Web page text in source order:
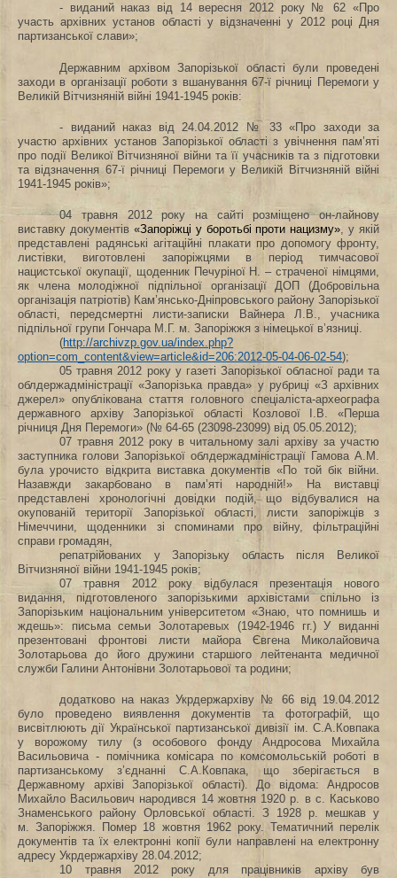
- виданий наказ від 14 вересня 2012 року № 62 «Про
участь архівних установ області у відзначенні у 2012 році Дня
партизанської слави»;
Державним архівом Запорізької області були проведені
заходи в організації роботи з вшанування 67-ї річниці Перемоги у
Великій Вітчизняній війні 1941-1945 років:
- виданий наказ від 24.04.2012 № 33 «Про заходи за
участю архівних установ Запорізької області з увічнення пам’яті
про події Великої Вітчизняної війни та її учасників та з підготовки
та відзначення 67-ї річниці Перемоги у Великій Вітчизняній війні
1941-1945 років»;
04 травня 2012 року на сайті розміщено он-лайнову
виставку документів«Запоріжці у боротьбі проти нацизму» , у якій
представлені радянські агітаційні плакати про допомогу фронту,
листівки, виготовлені запоріжцями в період тимчасової
нацистської окупації, щоденник Печуріної Н. – страченої німцями,
як члена молодіжної підпільної організації ДОП (Добровільна
організація патріотів) Кам’янсько-Дніпровського району Запорізької
області, передсмертні листи-записки Вайнера Л.В., учасника
підпільної групи Гончара М.Г. м. Запоріжжя з німецької в’язниці.
(http://archivzp.gov.ua/index.php?
option=com_content&view=article&id=206:2012-05-04-06-02-54);
05 травня 2012 року у газеті Запорізької обласної ради та
облдержадміністрації «Запорізька правда» у рубриці «З архівних
джерел» опублікована стаття головного спеціаліста-археографа
державного архіву Запорізької області Козлової І.В. «Перша
річниця Дня Перемоги» (№ 64-65 (23098-23099) від 05.05.2012);
07 травня 2012 року в читальному залі архіву за участю
заступника голови Запорізької облдержадміністрації Гамова А.М.
була урочисто відкрита виставка документів «По той бік війни.
Назавжди закарбовано в пам’яті народній!» На виставці
представлені хронологічні довідки подій, що відбувалися на
окупованій території Запорізької області, листи запоріжців з
Німеччини, щоденники зі споминами про війну, фільтраційні
справи громадян,
репатрійованих у Запорізьку область після Великої
Вітчизняної війни 1941-1945 років;
07 травня 2012 року відбулася презентація нового
видання, підготовленого запорізькими архівістами спільно із
Запорізьким національним університетом «Знаю, что помнишь и
ждешь»: письма семьи Золотаревых (1942-1946 гг.) У виданні
презентовані фронтові листи майора Євгена Миколайовича
Золотарьова до його дружини старшого лейтенанта медичної
служби Галини Антонівни Золотарьової та родини;
додатково на наказ Укрдержархіву № 66 від 19.04.2012
було проведено виявлення документів та фотографій, що
висвітлюють дії Української партизанської дивізії ім. С.А.Ковпака
у ворожому тилу (з особового фонду Андросова Михайла
Васильовича ‑ помічника комісара по комсомольській роботі в
партизанському з’єднанні С.А.Ковпака, що зберігається в
Державному архіві Запорізької області). До відома: Андросов
Михайло Васильович народився 14 жовтня 1920 р. в с. Каськово
Знаменського району Орловської області. З 1928 р. мешкав у
м. Запоріжжя. Помер 18 жовтня 1962 року. Тематичний перелік
документів та їх електронні копії були направлені на електронну
адресу Укрдержархіву 28.04.2012;
10 травня 2012 року для працівників архіву був